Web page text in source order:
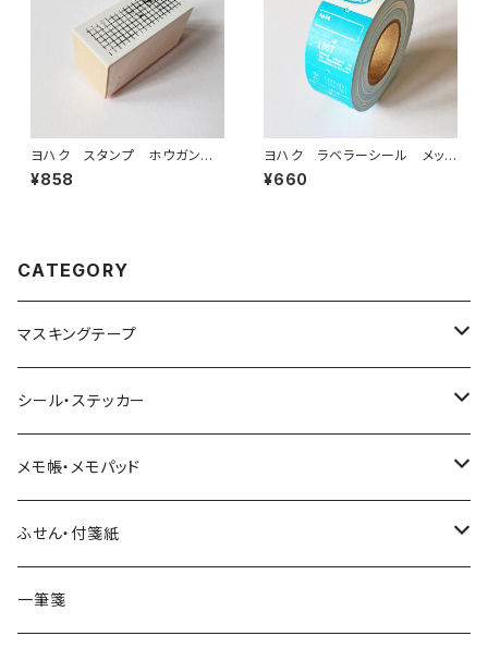
ヨハク スタンプ ホウガン
木製はんこ S-030
¥858
ヨハク ラベラーシール メッセ
ージ ブルー LR-004
¥660
CATEGORY
マスキングテープ
ヨハク
和紙
透明クリア
Hutte paper works （プロペラスタジオ）
ネクタイ
透明クリアテープ
シール・ステッカー
フレークシール
パピアプラッツ（作家もの）
ヨハク
ステッカーシール
マインドウェイブ
立体シール
メモ帳・メモパッド
ヨハク
HUTTE PAPER WORKS
ふせん・付箋紙
ヨハク
一筆箋